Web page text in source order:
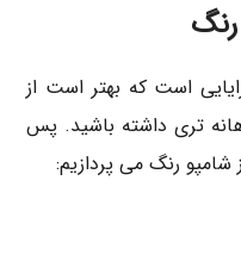
رنگ
است که بهتر است از
تری داشته باشید. پس
شامپو رنگ می پردازیم: